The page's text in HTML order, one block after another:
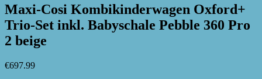
Maxi-Cosi Kombikinderwagen Oxford+
Trio-Set inkl. Babyschale Pebble 360 Pro
2 beige
€697.99